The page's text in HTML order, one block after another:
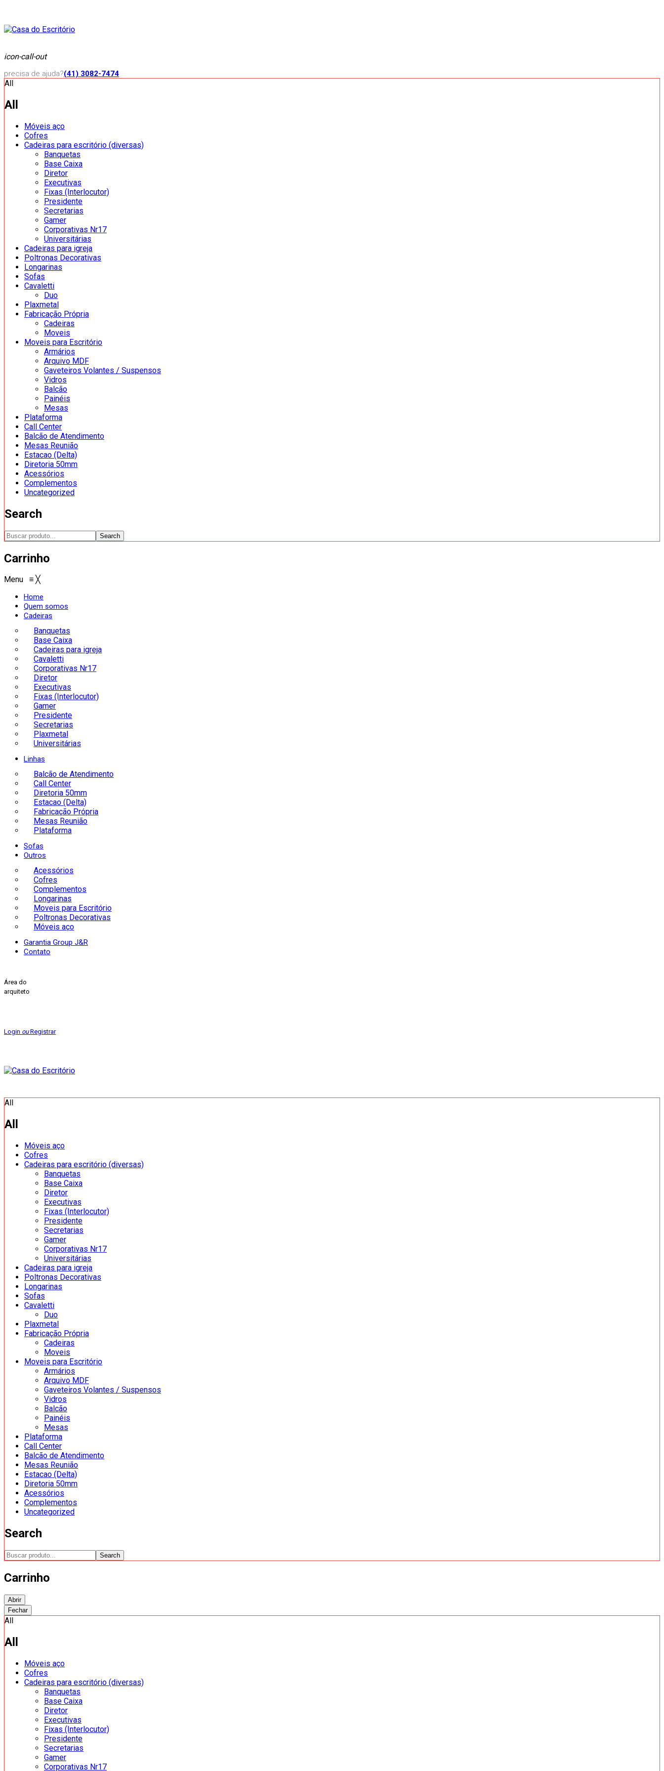
icon-call-out
precisa de ajuda?(41) 3082-7474
All
All
Móveis aço
Cofres
Cadeiras para escritório (diversas)
Banquetas
Base Caixa
Diretor
Executivas
Fixas (Interlocutor)
Presidente
Secretarias
Gamer
Corporativas Nr17
Universitárias
Cadeiras para igreja
Poltronas Decorativas
Longarinas
Sofas
Cavaletti
Duo
Plaxmetal
Fabricação Própria
Cadeiras
Moveis
Moveis para Escritório
Armários
Arquivo MDF
Gaveteiros Volantes / Suspensos
Vidros
Balcão
Painéis
Mesas
Plataforma
Call Center
Balcão de Atendimento
Mesas Reunião
Estacao (Delta)
Diretoria 50mm
Acessórios
Complementos
Uncategorized
Search
Search
Carrinho
Menu ≡ ╳
Home
Quem somos
Cadeiras
Banquetas
Base Caixa
Cadeiras para igreja
Cavaletti
Corporativas Nr17
Diretor
Executivas
Fixas (Interlocutor)
Gamer
Presidente
Secretarias
Plaxmetal
Universitárias
Linhas
Balcão de Atendimento
Call Center
Diretoria 50mm
Estacao (Delta)
Fabricação Própria
Mesas Reunião
Plataforma
Sofas
Outros
Acessórios
Cofres
Complementos
Longarinas
Moveis para Escritório
Poltronas Decorativas
Móveis aço
Garantia Group J&R
Contato
Área do
arquiteto
Login ouRegistrar
All
All
Móveis aço
Cofres
Cadeiras para escritório (diversas)
Banquetas
Base Caixa
Diretor
Executivas
Fixas (Interlocutor)
Presidente
Secretarias
Gamer
Corporativas Nr17
Universitárias
Cadeiras para igreja
Poltronas Decorativas
Longarinas
Sofas
Cavaletti
Duo
Plaxmetal
Fabricação Própria
Cadeiras
Moveis
Moveis para Escritório
Armários
Arquivo MDF
Gaveteiros Volantes / Suspensos
Vidros
Balcão
Painéis
Mesas
Plataforma
Call Center
Balcão de Atendimento
Mesas Reunião
Estacao (Delta)
Diretoria 50mm
Acessórios
Complementos
Uncategorized
Search
Search
Carrinho
Abrir
Fechar
All
All
Móveis aço
Cofres
Cadeiras para escritório (diversas)
Banquetas
Base Caixa
Diretor
Executivas
Fixas (Interlocutor)
Presidente
Secretarias
Gamer
Corporativas Nr17